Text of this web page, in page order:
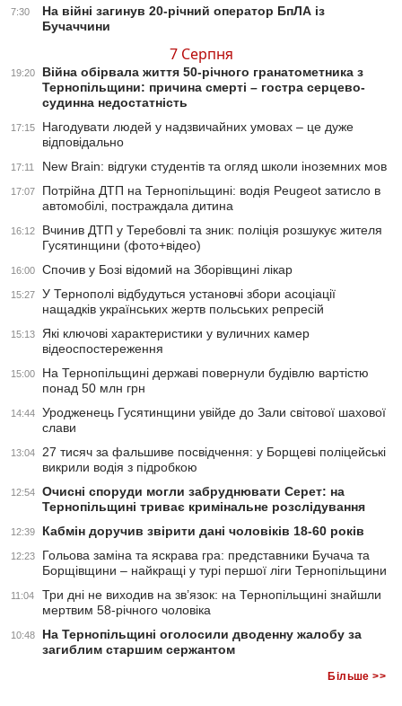
7:30
На війні загинув 20-річний оператор БпЛА із
Бучаччини
7 Серпня
19:20
Війна обірвала життя 50-річного гранатометника з
Тернопільщини: причина смерті – гостра серцево-
судинна недостатність
17:15
Нагодувати людей у надзвичайних умовах – це дуже
відповідально
17:11 New Brain: відгуки студентів та огляд школи іноземних мов
17:07
Потрійна ДТП на Тернопільщині: водія Peugeot затисло в
автомобілі, постраждала дитина
16:12
Вчинив ДТП у Теребовлі та зник: поліція розшукує жителя
Гусятинщини (фото+відео)
16:00 Спочив у Бозі відомий на Зборівщині лікар
15:27
У Тернополі відбудуться установчі збори асоціації
нащадків українських жертв польських репресій
15:13
Які ключові характеристики у вуличних камер
відеоспостереження
15:00
На Тернопільщині державі повернули будівлю вартістю
понад 50 млн грн
14:44
Уродженець Гусятинщини увійде до Зали світової шахової
слави
13:04
27 тисяч за фальшиве посвідчення: у Борщеві поліцейські
викрили водія з підробкою
12:54
Очисні споруди могли забруднювати Серет: на
Тернопільщині триває кримінальне розслідування
12:39 Кабмін доручив звірити дані чоловіків 18-60 років
12:23
Гольова заміна та яскрава гра: представники Бучача та
Борщівщини – найкращі у турі першої ліги Тернопільщини
11:04
Три дні не виходив на зв’язок: на Тернопільщині знайшли
мертвим 58-річного чоловіка
10:48
На Тернопільщині оголосили дводенну жалобу за
загиблим старшим сержантом
Більше >>